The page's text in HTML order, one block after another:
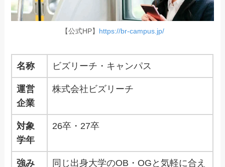
【公式HP】 https://br-campus.jp/
名称 ビズリーチ・キャンパス
運営
企業
株式会社ビズリーチ
対象
学年
26卒・27卒
強み 同じ出身大学のOB・OGと気軽に合え